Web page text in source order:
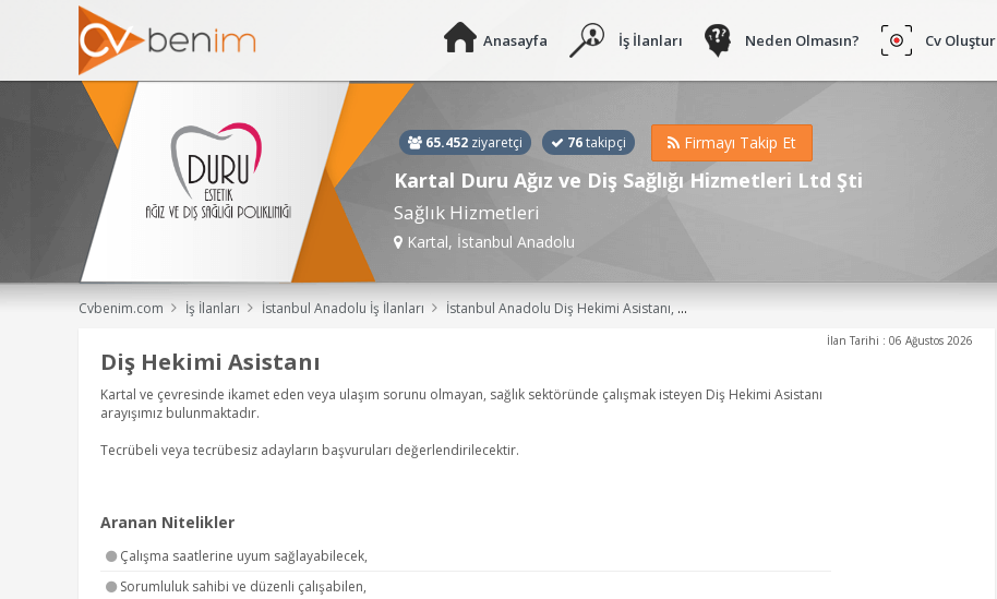
Anasayfa İş İlanları Neden Olmasın? Cv Oluştur
65.452 ziyaretçi 76takipçi Firmayı Takip Et
Kartal Duru Ağız ve Diş Sağlığı Hizmetleri Ltd Şti
Sağlık Hizmetleri
Kartal, İstanbul Anadolu
Cvbenim.com İş İlanları İstanbul Anadolu İş İlanları İstanbul Anadolu Diş Hekimi Asistanı, Asistan, Tıbbi Dokümantasyoncu ve Sekreter, Tıbbi Sekreter, Sağlık Kurumu İşletmeciliği Meslek Elemanı, Yeni Mezun, Sağlık Kurumları İşletmeciliği, Hemşire, Sekreter, Yönetici Asistanı İş İlanları
İlan Tarihi : 06 Ağustos 2026
Diş Hekimi Asistanı
Kartal ve çevresinde ikamet eden veya ulaşım sorunu olmayan, sağlık sektöründe çalışmak isteyen Diş Hekimi Asistanı
arayışımız bulunmaktadır.
Tecrübeli veya tecrübesiz adayların başvuruları değerlendirilecektir.
Aranan Nitelikler
Çalışma saatlerine uyum sağlayabilecek,
Sorumluluk sahibi ve düzenli çalışabilen,